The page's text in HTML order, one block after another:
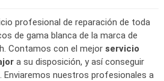
profesional de reparación de toda
de gama blanca de la marca de
Contamos con el mejor servicio
a su disposición, y así conseguir
Enviaremos nuestros profesionales a